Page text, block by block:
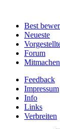
Best
Neueste
Forum
Feedback
Impressum
Info
Links
Verbreiten